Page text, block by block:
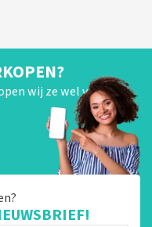
wij ze wel van je!